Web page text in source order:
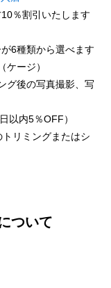
％割引いたします
6種類から選べます
ケージ）
グ後の写真撮影、写
以内5％OFF）
リミングまたはシ
ついて